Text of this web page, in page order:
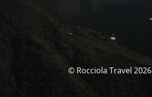
© Rocciola Travel 2026